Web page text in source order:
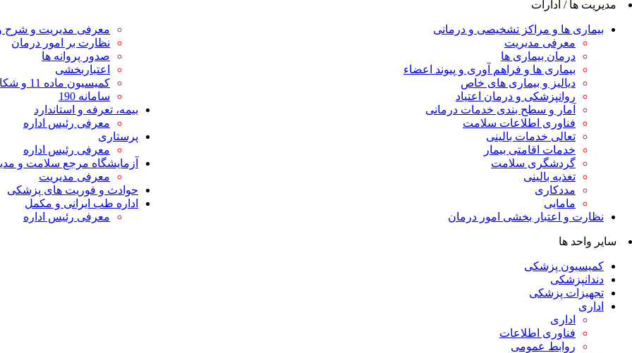
مدیریت ها / ادارات
بیماری ها و مراکز تشخیصی و درمانی
معرفی مدیریت
درمان بیماری ها
بیماری ها و فراهم آوری و پیوند اعضاء
دیالیز و بیماری های خاص
روانپزشکی و درمان اعتیاد
آمار و سطح بندی خدمات درمانی
فناوری اطلاعات سلامت
تعالی خدمات بالینی
خدمات اقامتی بیمار
گردشگری سلامت
تغذیه بالینی
مددکاری
مامایی
نظارت و اعتبار بخشی امور درمان
معرفی مدیریت و شرح
نظارت بر امور درمان
صدور پروانه ها
اعتباربخشی
کمیسیون ماده 11 و شکایات
سامانه 190
بیمه، تعرفه و استاندارد
معرفی رئیس اداره
پرستاری
معرفی رئیس اداره
آزمایشگاه مرجع سلامت و
معرفی مدیریت
حوادث و فوریت های پزشکی
اداره طب ایرانی و مکمل
معرفی رئیس اداره
سایر واحد ها
کمیسیون پزشکی
دندانپزشکی
تجهیزات پزشکی
اداری
اداری
فناوری اطلاعات
روابط عمومی